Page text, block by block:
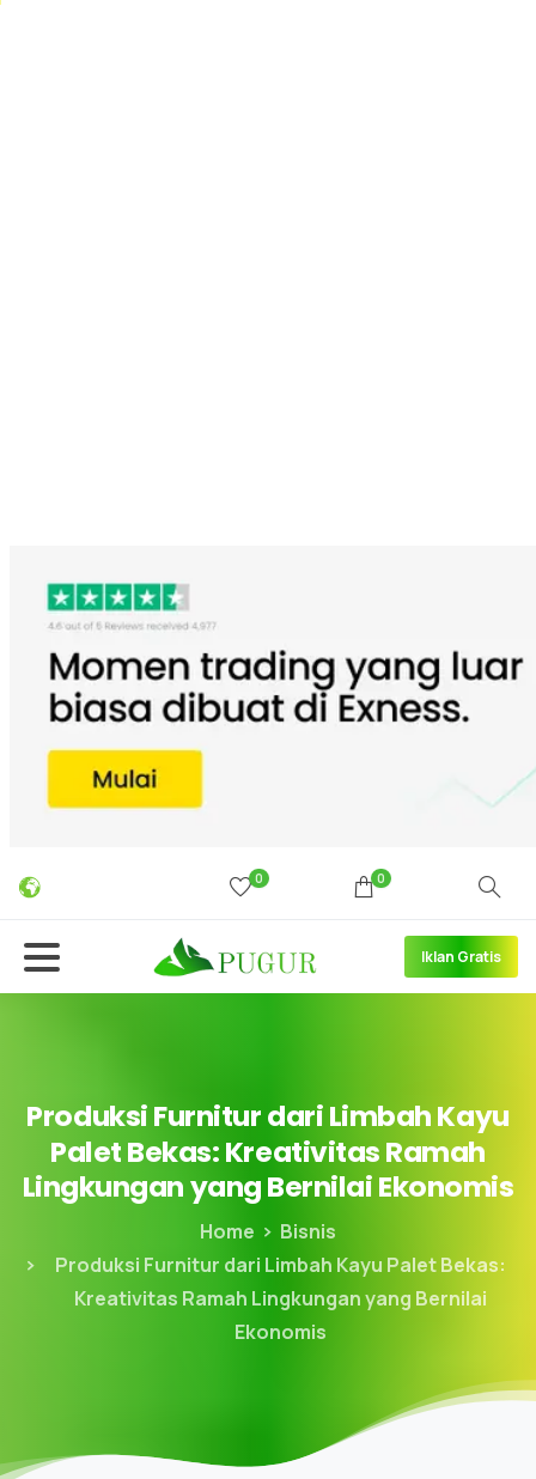
0 0
Iklan Gratis
ProduksiFurniturdariLimbahKayu
PaletBekas:KreativitasRamah
LingkunganyangBernilaiEkonomis
Home
Bisnis
Produksi Furnitur dari Limbah Kayu Palet Bekas:
Kreativitas Ramah Lingkungan yang Bernilai
Ekonomis